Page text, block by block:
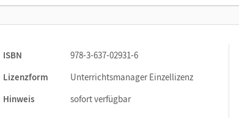
ISBN
978-3-637-02931-6
Lizenzform
Unterrichtsmanager Einzellizenz
Hinweis
sofort verfügbar